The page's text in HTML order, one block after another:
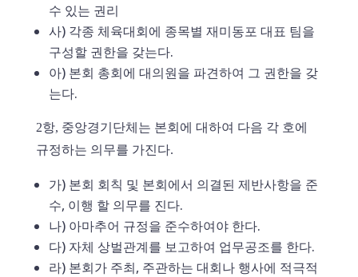
수 있는 권리
사) 각종 체육대회에 종목별 재미동포 대표 팀을
구성할 권한을 갖는다.
아) 본회 총회에 대의원을 파견하여 그 권한을 갖
는다.
2항, 중앙경기단체는 본회에 대하여 다음 각 호에
규정하는 의무를 가진다.
가) 본회 회칙 및 본회에서 의결된 제반사항을 준
수, 이행 할 의무를 진다.
나) 아마추어 규정을 준수하여야 한다.
다) 자체 상벌관계를 보고하여 업무공조를 한다.
라) 본회가 주최, 주관하는 대회나 행사에 적극적